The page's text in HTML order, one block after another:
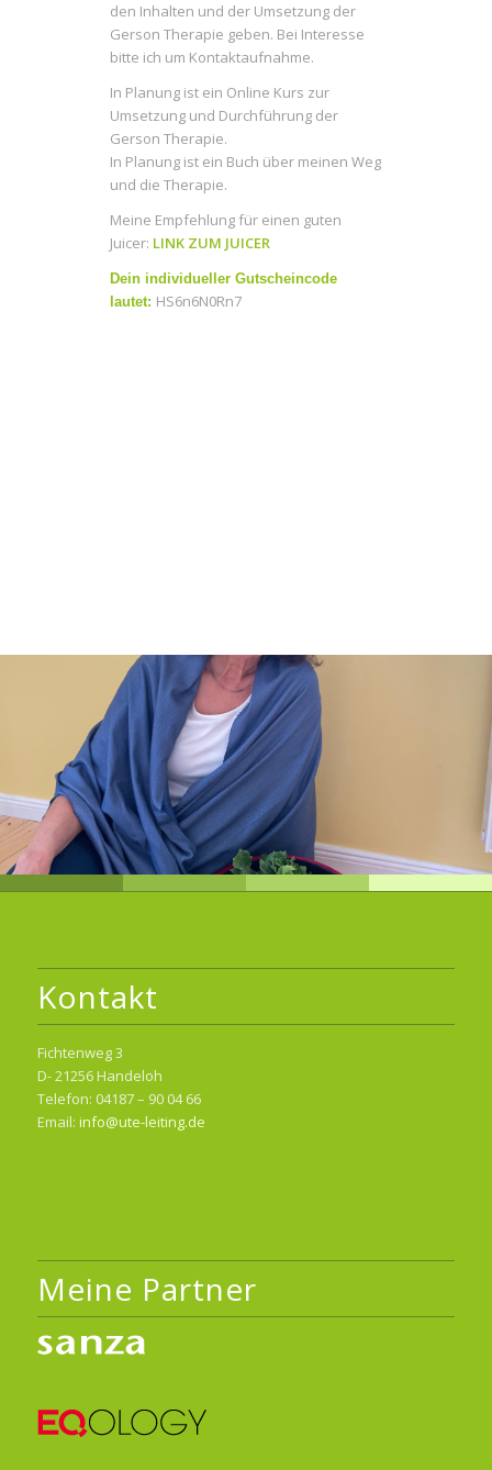
den Inhalten und der Umsetzung der
Gerson Therapie geben. Bei Interesse
bitte ich um Kontaktaufnahme.
In Planung ist ein Online Kurs zur
Umsetzung und Durchführung der
Gerson Therapie.
In Planung ist ein Buch über meinen Weg
und die Therapie.
Meine Empfehlung für einen guten
Juicer: LINK ZUM JUICER
Dein individueller Gutscheincode
lautet: HS6n6N0Rn7
Kontakt
Fichtenweg 3
D- 21256 Handeloh
Telefon: 04187 – 90 04 66
Email: info@ute-leiting.de
Meine Partner